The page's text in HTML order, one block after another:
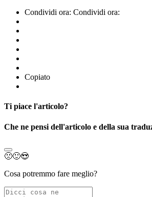
Condividi ora: Condividi ora:
Copiato
Ti piace l'articolo?
Che ne pensi dell'articolo e della sua
🙁🙂😍
Cosa potremmo fare meglio?